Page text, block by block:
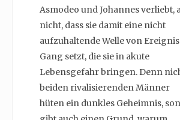
Asmodeo und Johannes verliebt,
nicht, dass sie damit eine nicht
aufzuhaltende Welle von
Gang setzt, die sie in akute
Lebensgefahr bringen. Denn
beiden rivalisierenden Männer
hüten ein dunkles Geheimnis,